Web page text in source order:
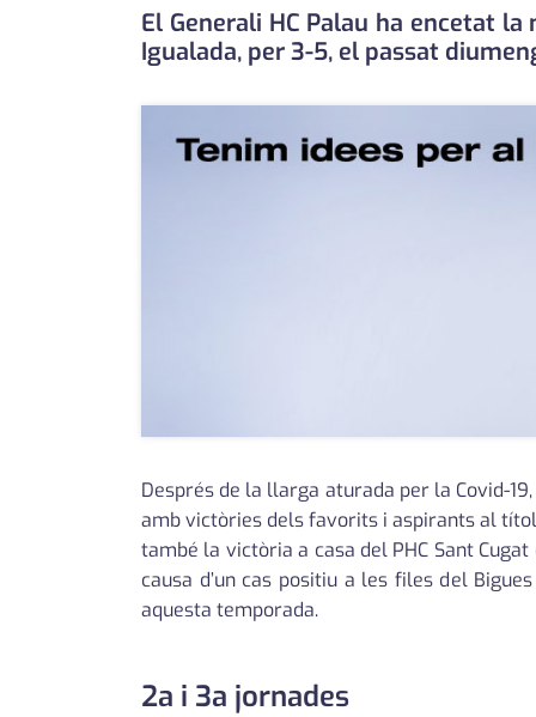
El Generali HC Palau ha encetat
Igualada, per 3-5, el passat
Després de la llarga aturada per la Covid-
amb victòries dels favorits i aspirants al títol
també la victòria a casa del PHC Sant
causa d’un cas positiu a les files del
aquesta temporada.
2a i 3a jornades